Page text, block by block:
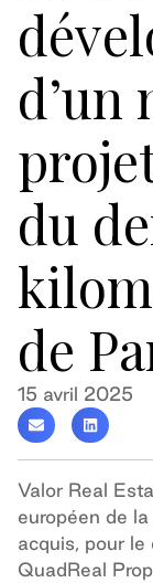
d’un
du
de
15 avril 2025
Valor Real
européen de
acquis, pour
QuadReal